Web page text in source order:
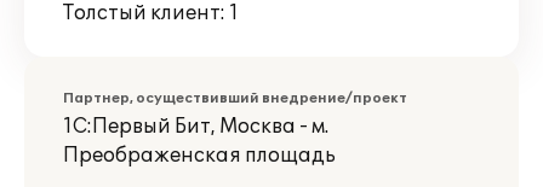
Толстый клиент: 1
Партнер, осуществивший внедрение/проект
1С:Первый Бит, Москва - м.
Преображенская площадь